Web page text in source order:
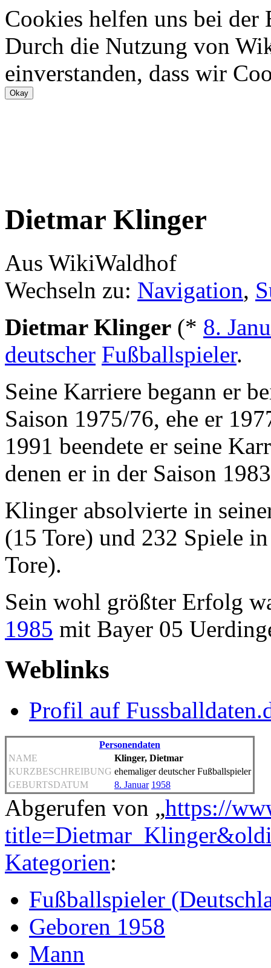
Cookies helfen uns bei
Durch die Nutzung von
einverstanden, dass wir
Dietmar Klinger
Aus WikiWaldhof
Wechseln zu: Navigation,
Dietmar Klinger (* 8.
deutscher Fußballspieler.
Seine Karriere begann er
Saison 1975/76, ehe er
1991 beendete er seine
denen er in der Saison
Klinger absolvierte in
(15 Tore) und 232 Spiele
Tore).
Sein wohl größter Erfolg
1985 mit Bayer 05
Weblinks
Profil auf
Personendaten
NAME
Klinger, Dietmar
KURZBESCHREIBUNG ehemaliger deutscher Fußballspieler
GEBURTSDATUM
8. Januar 1958
Abgerufen von „https://
Kategorien:
Fußballspieler
Geboren 1958
Mann